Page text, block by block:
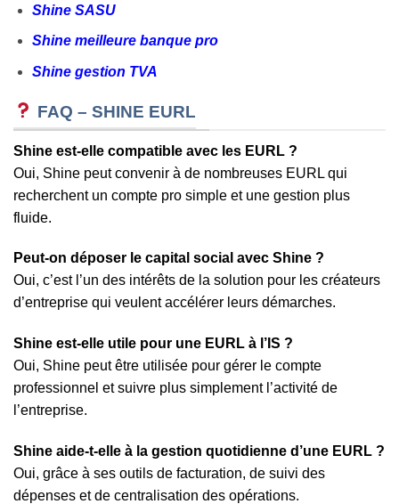
Shine SASU
Shine meilleure banque pro
Shine gestion TVA
FAQ – SHINE EURL
Shine est-elle compatible avec les EURL ?
Oui, Shine peut convenir à de nombreuses EURL qui
recherchent un compte pro simple et une gestion plus
fluide.
Peut-on déposer le capital social avec Shine ?
Oui, c’est l’un des intérêts de la solution pour les créateurs
d’entreprise qui veulent accélérer leurs démarches.
Shine est-elle utile pour une EURL à l’IS ?
Oui, Shine peut être utilisée pour gérer le compte
professionnel et suivre plus simplement l’activité de
l’entreprise.
Shine aide-t-elle à la gestion quotidienne d’une EURL ?
Oui, grâce à ses outils de facturation, de suivi des
dépenses et de centralisation des opérations.